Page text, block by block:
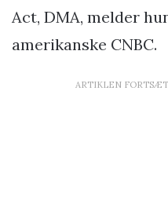
Act, DMA, melder
amerikanske CNBC.
ARTIKLEN